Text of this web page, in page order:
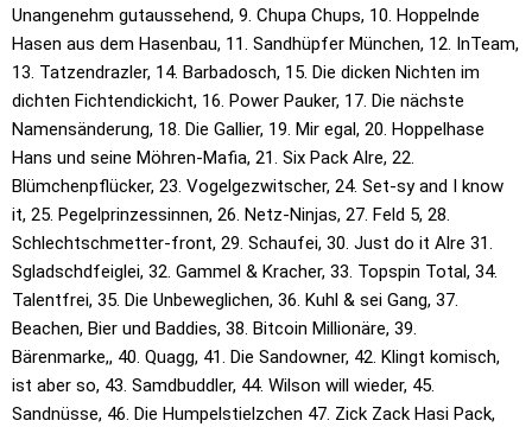
Unangenehm gutaussehend, 9. Chupa Chups, 10. Hoppelnde
Hasen aus dem Hasenbau, 11. Sandhüpfer München, 12. InTeam,
13. Tatzendrazler, 14. Barbadosch, 15. Die dicken Nichten im
dichten Fichtendickicht, 16. Power Pauker, 17. Die nächste
Namensänderung, 18. Die Gallier, 19. Mir egal, 20. Hoppelhase
Hans und seine Möhren-Mafia, 21. Six Pack Alre, 22.
Blümchenpflücker, 23. Vogelgezwitscher, 24. Set-sy and I know
it, 25. Pegelprinzessinnen, 26. Netz-Ninjas, 27. Feld 5, 28.
Schlechtschmetter-front, 29. Schaufei, 30. Just do it Alre 31.
Sgladschdfeiglei, 32. Gammel & Kracher, 33. Topspin Total, 34.
Talentfrei, 35. Die Unbeweglichen, 36. Kuhl & sei Gang, 37.
Beachen, Bier und Baddies, 38. Bitcoin Millionäre, 39.
Bärenmarke,, 40. Quagg, 41. Die Sandowner, 42. Klingt komisch,
ist aber so, 43. Samdbuddler, 44. Wilson will wieder, 45.
Sandnüsse, 46. Die Humpelstielzchen 47. Zick Zack Hasi Pack,